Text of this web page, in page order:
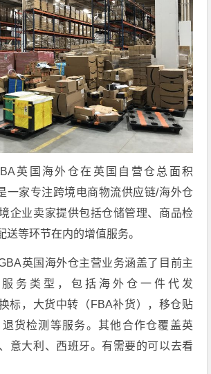
英国海外仓在英国自营仓总面积
一家专注跨境电商物流供应链/海外仓
企业卖家提供包括仓储管理、商品检
送等环节在内的增值服务。
英国海外仓主营业务涵盖了目前主
务类型，包括海外仓一件代发
标，大货中转（FBA补货），移仓贴
货检测等服务。其他合作仓覆盖英
意大利、西班牙。有需要的可以去看